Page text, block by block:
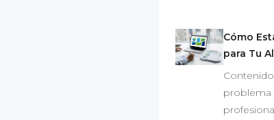
Cómo
para Tu
problema